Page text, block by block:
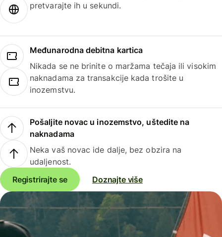
pretvarajte ih u sekundi.
Međunarodna debitna kartica
Nikada se ne brinite o maržama tečaja ili visokim
naknadama za transakcije kada trošite u
inozemstvu.
Pošaljite novac u inozemstvo, uštedite na
naknadama
Neka vaš novac ide dalje, bez obzira na
udaljenost.
Registrirajte se
Doznajte više